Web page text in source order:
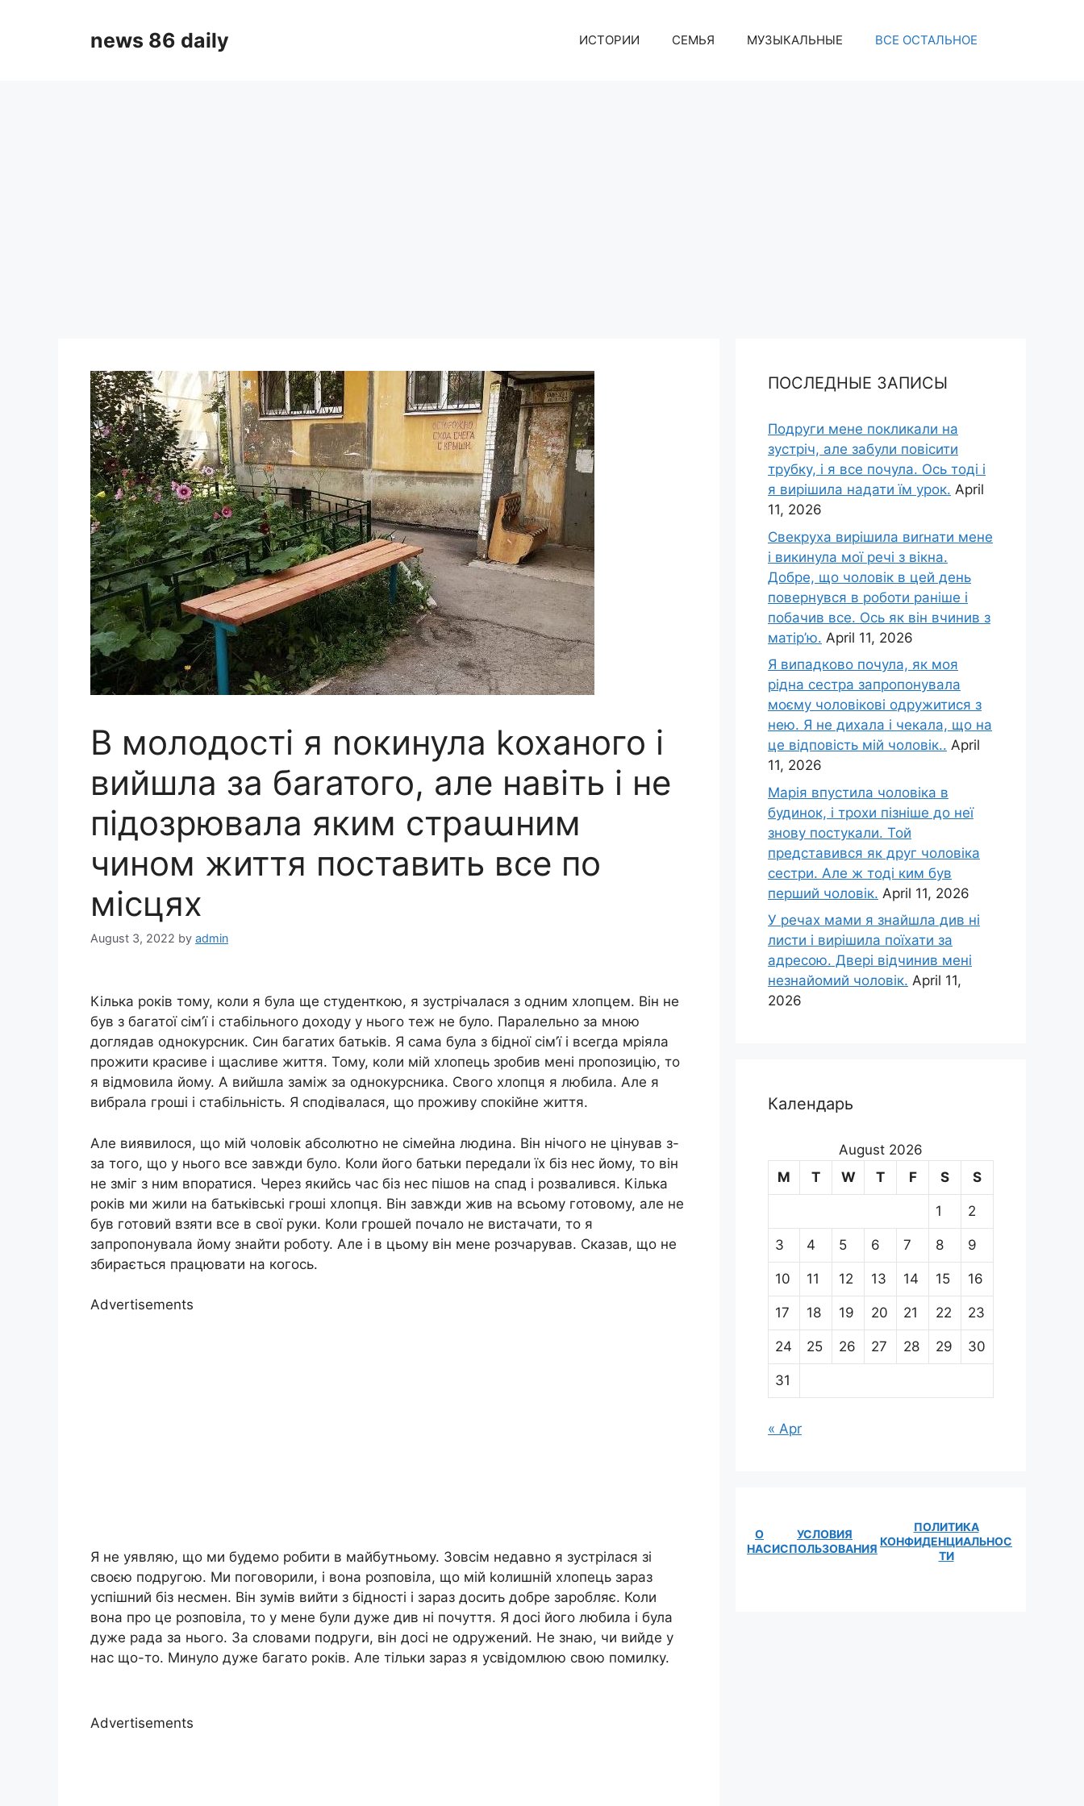
news 86 daily ИСТОРИИ СЕМЬЯ МУЗЫКАЛЬНЫЕ ВСЕ ОСТАЛЬНОЕ
В молодості я nокинула kоханого і
вийшла за баrатого, але навіть і не
підозрювала яким страաним
чином життя поставить все по
місцях
August 3, 2022 by admin
Кілька років тому, коли я була ще студенткою, я зустрічалася з одним хлопцем. Він не
був з багатої сім’ї і стабільного доходу у нього теж не було. Паралельно за мною
доглядав однокурсник. Син багатих батьків. Я сама була з бідної сім’ї і всегда мріяла
прожити красиве і щасливе життя. Тому, коли мій хлопець зробив мені пропозицію, то
я відмовила йому. А вийшла заміж за однокурсника. Свого хлопця я любила. Але я
вибрала гроші і стабільність. Я сподівалася, що проживу спокійне життя.
Але виявилося, що мій чоловік абсолютно не сімейна людина. Він нічого не цінував з-
за того, що у нього все завжди було. Коли його батьки передали їх біз нес йому, то він
не зміг з ним впоратися. Через якийсь час біз нес пішов на спад і розвалився. Кілька
років ми жили на батьківські гроші хлопця. Він завжди жив на всьому готовому, але не
був готовий взяти все в свої руки. Коли грошей почало не вистачати, то я
запропонувала йому знайти роботу. Але і в цьому він мене розчарував. Сказав, що не
збирається працювати на когось.
Advertisements
Я не уявляю, що ми будемо робити в майбутньому. Зовсім недавно я зустрілася зі
своєю подругою. Ми поговорили, і вона розповіла, що мій kолишній хлопець зараз
успішний біз несмен. Він зумів вийти з бідності і зараз досить добре заробляє. Коли
вона про це розповіла, то у мене були дуже див ні почуття. Я досі його любила і була
дуже рада за нього. За словами подруги, він досі не одружений. Не знаю, чи вийде у
нас що-то. Минуло дуже багато років. Але тільки зараз я усвідомлюю свою помилку.
Advertisements
ПОСЛЕДНЫЕ ЗАПИСЫ
Подруги мене покликали на
зустріч, але забули повісити
трубку, і я все почула. Ось тоді і
я вирішила надати їм урок. April
11, 2026
Свекруха вирішила виrнати мене
і викинула мої речі з вікна.
Добре, що чоловік в цей день
повернувся в роботи раніше і
побачив все. Ось як він вчинив з
матір’ю. April 11, 2026
Я випадково почула, як моя
рідна сестра запропонувала
моєму чоловікові одружитися з
нею. Я не дихала і чекала, що на
це відповість мій чоловік.. April
11, 2026
Марія впустила чоловіка в
будинок, і трохи пізніше до неї
знову постукали. Той
представився як друг чоловіка
сестри. Але ж тоді ким був
перший чоловік. April 11, 2026
У речах мами я знайшла див ні
листи і вирішила поїхати за
адресою. Двері відчинив мені
незнайомий чоловік. April 11,
2026
Календарь
August 2026
M
T W T F S S
1 2
3 4 5 6 7 8 9
10 11 12 13 14 15 16
17 18 19 20 21 22 23
24 25 26 27 28 29 30
31
« Apr
О
НАС
УСЛОВИЯ
ИСПОЛЬЗОВАНИЯ
ПОЛИТИКА
КОНФИДЕНЦИАЛЬНОС
ТИ